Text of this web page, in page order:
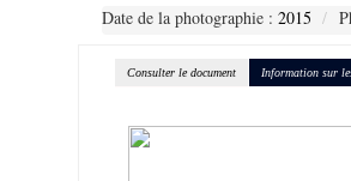
Date de la photographie : 2015
Consulter le document Information sur